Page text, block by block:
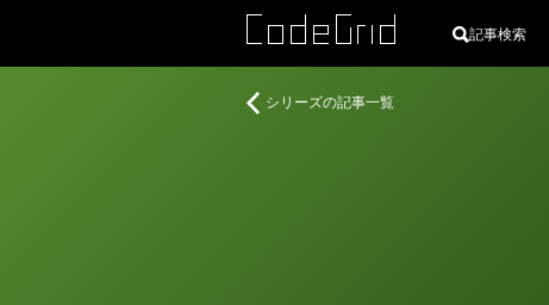
記事検索
チ
シリーズの記事一覧